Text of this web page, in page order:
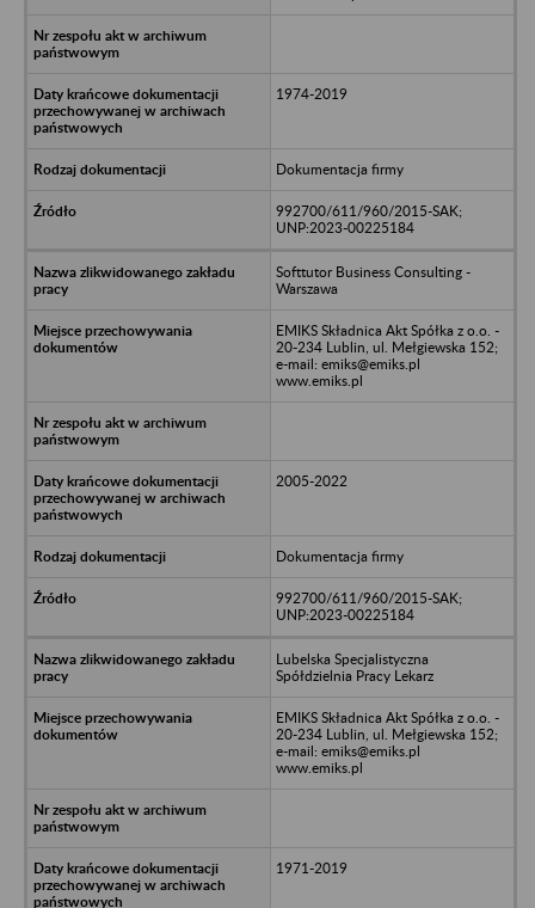
1974-2019
Dokumentacja firmy
992700/611/960/2015-SAK;
UNP:2023-00225184
Softtutor Business Consulting -
Warszawa
EMIKS Składnica Akt Spółka z o.o. -
20-234 Lublin, ul. Mełgiewska 152;
e-mail: emiks@emiks.pl
www.emiks.pl
2005-2022
Dokumentacja firmy
992700/611/960/2015-SAK;
UNP:2023-00225184
Lubelska Specjalistyczna
Spółdzielnia Pracy Lekarz
EMIKS Składnica Akt Spółka z o.o. -
20-234 Lublin, ul. Mełgiewska 152;
e-mail: emiks@emiks.pl
www.emiks.pl
1971-2019